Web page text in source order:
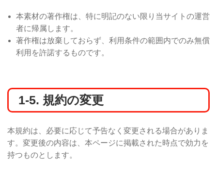
本素材の著作権は、特に明記のない限り当サイトの運営
者に帰属します。
著作権は放棄しておらず、利用条件の範囲内でのみ無償
利用を許諾するものです。
1-5. 規約の変更
本規約は、必要に応じて予告なく変更される場合がありま
す。変更後の内容は、本ページに掲載された時点で効力を
持つものとします。